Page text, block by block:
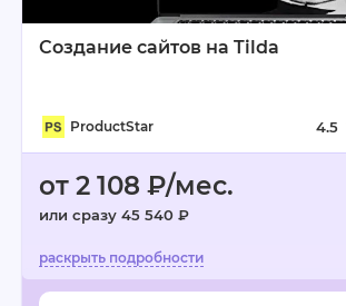
Создание сайтов на Tilda
ProductStar 4.5
от 2 108 ₽/мес.
или сразу 45 540 ₽